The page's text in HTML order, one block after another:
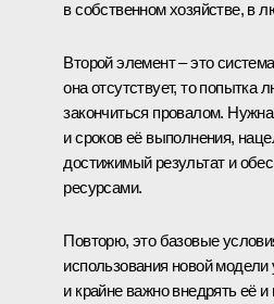
в собственном хозяйстве, в
Второй элемент – это
она отсутствует, то попытка
закончиться провалом.
и сроков её выполнения,
достижимый результат и
ресурсами.
Повторю, это базовые
использования новой
и крайне важно внедрять её